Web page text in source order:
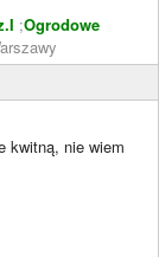
;Ogrodowe
kwitną, nie wiem